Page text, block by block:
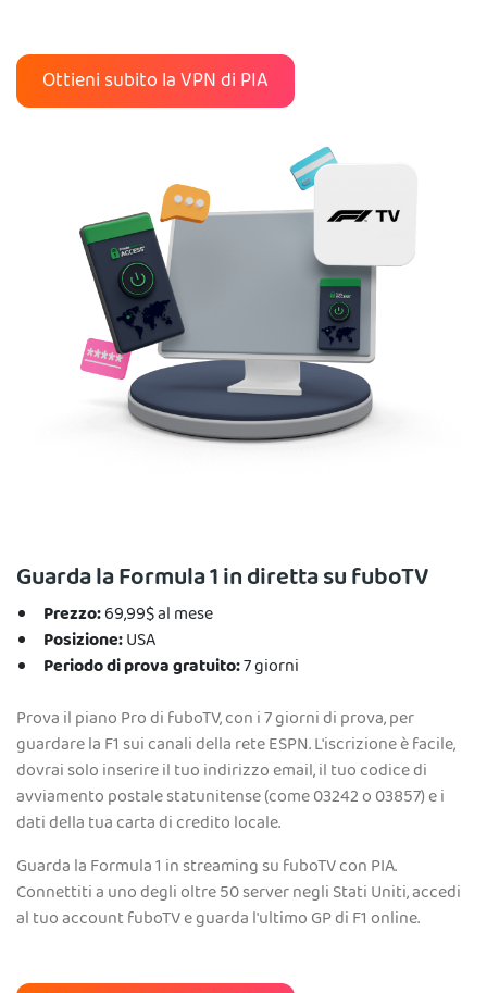
Ottieni subito la VPN di PIA
Guarda la Formula 1 in diretta su fuboTV
Prezzo:69,99$ al mese
Posizione:USA
Periodo di prova gratuito:7 giorni
Prova il piano Pro di fuboTV, con i 7 giorni di prova, per
guardare la F1 sui canali della rete ESPN. L'iscrizione è facile,
dovrai solo inserire il tuo indirizzo email, il tuo codice di
avviamento postale statunitense (come 03242 o 03857) e i
dati della tua carta di credito locale.
Guarda la Formula 1 in streaming su fuboTV con PIA.
Connettiti a uno degli oltre 50 server negli Stati Uniti, accedi
al tuo account fuboTV e guarda l'ultimo GP di F1 online.